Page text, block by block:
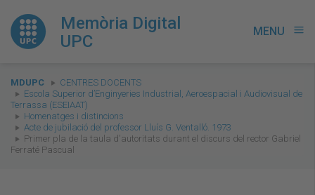
Memòria Digital
UPC
MENU menu
You
are
here:
MDUPC
CENTRES DOCENTS
Escola Superior d’Enginyeries Industrial, Aeroespacial i Audiovisual de
Terrassa (ESEIAAT)
Homenatges i distincions
Acte de jubilació del professor Lluís G. Ventalló. 1973
Primer pla de la taula d'autoritats durant el discurs del rector Gabriel
Ferraté Pascual